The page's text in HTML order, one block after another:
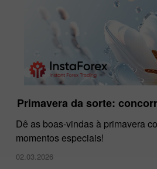
Primavera da sorte:
Dê as boas-vindas à primavera
momentos especiais!
02.03.2026